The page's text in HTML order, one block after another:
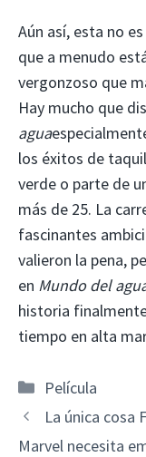
Aún así, esta no
que a menudo
vergonzoso que
Hay mucho que
agua
los éxitos de
verde o parte de
más de 25. La
fascinantes
valieron la pena,
en Mundo del
historia
tiempo en alta
Categorías
Película
La única cosa
Marvel necesita